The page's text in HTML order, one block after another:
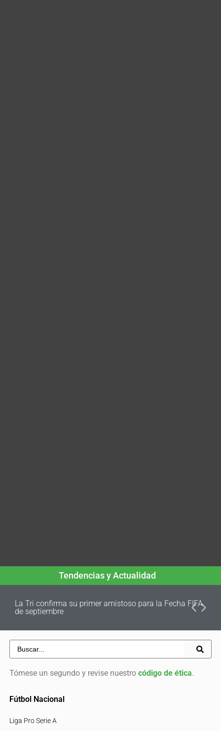
Tendencias y Actualidad
La Tri confirma su primer amistoso para la Fecha FIFA
de septiembre
Tómese un segundo y revise nuestro código de ética.
Fútbol Nacional
Liga Pro Serie A